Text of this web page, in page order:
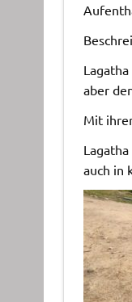
aber
Mit
auch in